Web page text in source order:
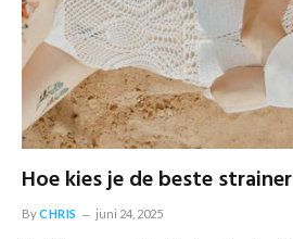
Hoe kies je de beste
ByCHRIS juni 24, 2025